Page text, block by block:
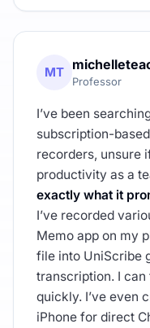
MT
Professor
I’ve been
subscription-
recorders, unsure
productivity as a
exactly what it
I’ve recorded
Memo app on my
file into UniScribe
transcription. I can
quickly. I’ve even
iPhone for direct